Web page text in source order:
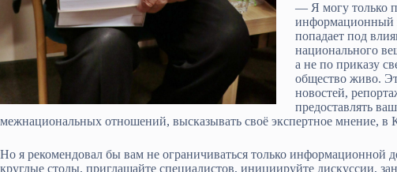
— Я могу только
информационный
попадает под
национального
а не по приказу
общество живо.
новостей,
предоставлять
межнациональных отношений, высказывать своё экспертное мнение, в
Но я рекомендовал бы вам не ограничиваться только информационной
круглые столы, приглашайте специалистов, инициируйте дискуссии,